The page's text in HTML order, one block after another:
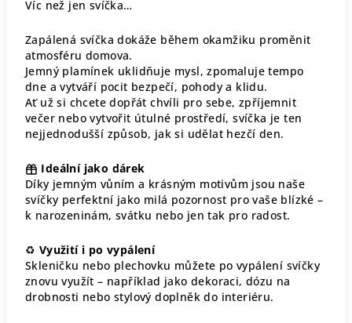
Víc než jen svíčka…
Zapálená svíčka dokáže během okamžiku proměnit
atmosféru domova.
Jemný plamínek uklidňuje mysl, zpomaluje tempo
dne a vytváří pocit bezpečí, pohody a klidu.
Ať už si chcete dopřát chvíli pro sebe, zpříjemnit
večer nebo vytvořit útulné prostředí, svíčka je ten
nejjednodušší způsob, jak si udělat hezčí den.
Ideální jako dárek
Díky jemným vůním a krásným motivům jsou naše
svíčky perfektní jako milá pozornost pro vaše blízké –
k narozeninám, svátku nebo jen tak pro radost.
♻ Využití i po vypálení
Skleničku nebo plechovku můžete po vypálení svíčky
znovu využít – například jako dekoraci, dózu na
drobnosti nebo stylový doplněk do interiéru.